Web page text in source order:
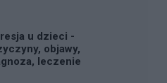
u dzieci -
objawy,
leczenie